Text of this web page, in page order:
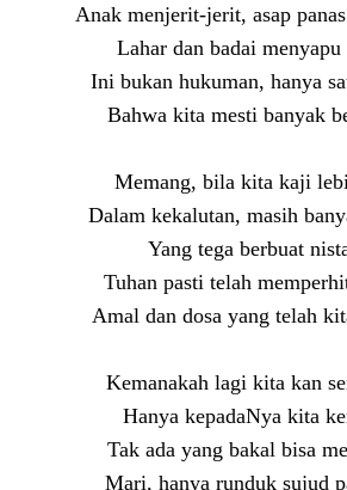
Anak menjerit-jerit, asap
Lahar dan badai menyapu
Ini bukan hukuman, hanya
Bahwa kita mesti banyak
Memang, bila kita kaji
Dalam kekalutan, masih
Yang tega berbuat
Tuhan pasti telah
Amal dan dosa yang telah
Kemanakah lagi kita kan
Hanya kepadaNya kita
Tak ada yang bakal bisa
Mari, hanya runduk sujud